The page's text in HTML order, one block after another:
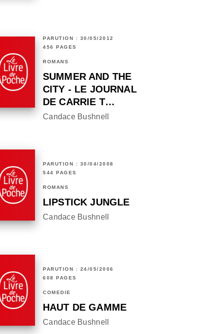
PARUTION : 30/05/2012
456 PAGES
ROMANS
SUMMER AND THE
CITY - LE JOURNAL
DE CARRIE T…
Candace Bushnell
PARUTION : 30/04/2008
544 PAGES
ROMANS
LIPSTICK JUNGLE
Candace Bushnell
PARUTION : 24/05/2006
608 PAGES
COMÉDIE
HAUT DE GAMME
Candace Bushnell